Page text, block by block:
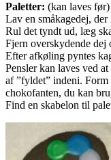
Paletter: (kan laves før)
Lav en småkagedej,
Rul det tyndt ud, læg
Fjern overskydende dej
Efter afkøling pyntes
Pensler kan laves ved
af ”fyldet” indeni. Form
chokofanten, du kan
Find en skabelon til